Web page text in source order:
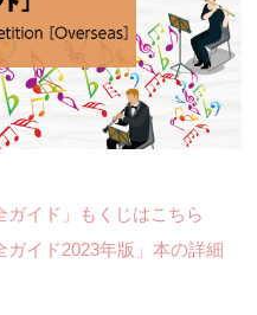
ガイド」もくじはこちら
ガイド2023年版」本の詳細